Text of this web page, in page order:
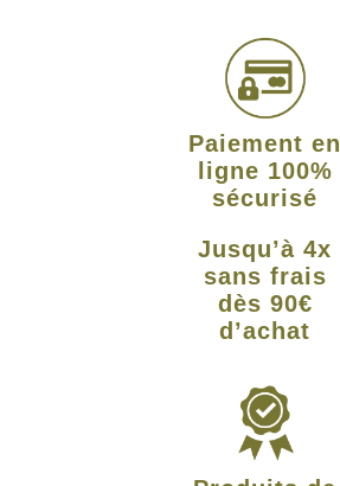
Paiement en
ligne 100%
sécurisé
Jusqu’à 4x
sans frais
dès 90€
d’achat